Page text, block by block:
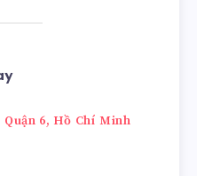
6, Hồ Chí Minh